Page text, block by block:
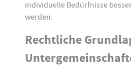
individuelle Bedürfnisse
werden.
Rechtliche